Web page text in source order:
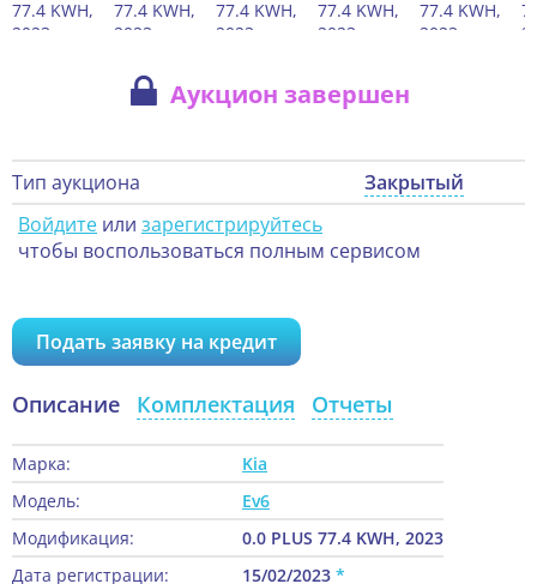
Аукцион завершен
Тип аукциона
Закрытый
Войдите или зарегистрируйтесь
чтобы воспользоваться полным сервисом
Подать заявку на кредит
Описание Комплектация Отчеты
Марка:
Kia
Модель:
Ev6
Модификация:
0.0 PLUS 77.4 KWH, 2023
Дата регистрации:
15/02/2023